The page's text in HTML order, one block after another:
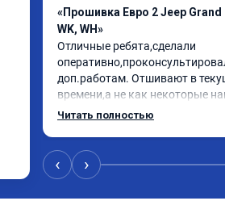
«Прошивка Евро 2 Jeep Grand
WK, WH»
Отличные ребята,сделали
доп.работам. Отшивают в
времени,а не как некоторые
непонятные прошивки из
Рекомендую!
Читать полностью
‹ ›